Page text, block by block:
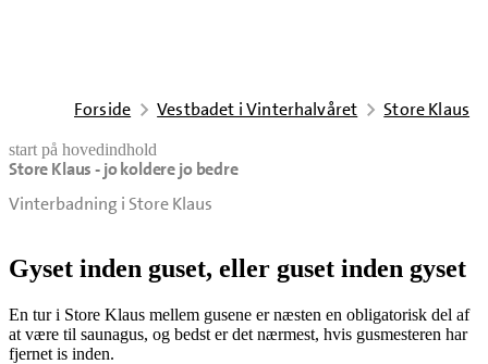
Forside Vestbadet i Vinterhalvåret Store Klaus
start på hovedindhold
Store Klaus - jo koldere jo bedre
Vinterbadning i Store Klaus
senest opdateret 13. januar 2025
Gyset inden guset, eller guset inden gyset
En tur i Store Klaus mellem gusene er næsten en obligatorisk del af
at være til saunagus, og bedst er det nærmest, hvis gusmesteren har
fjernet is inden.